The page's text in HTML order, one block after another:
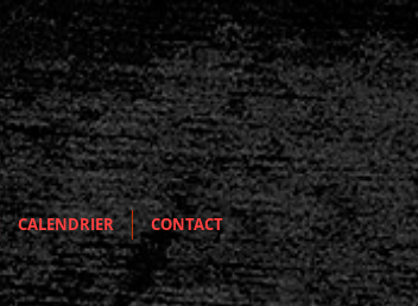
CALENDRIER CONTACT